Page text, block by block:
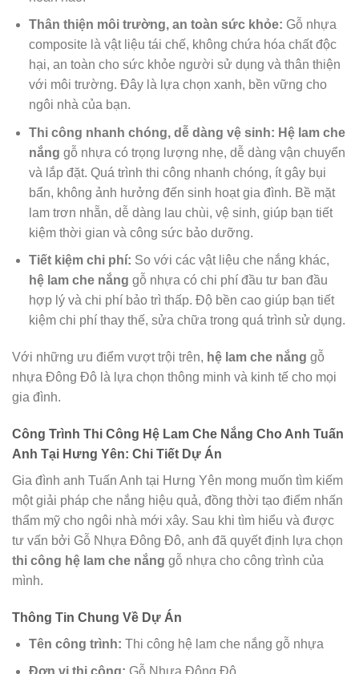
Thân thiện môi trường, an toàn sức khỏe: Gỗ nhựa
composite là vật liệu tái chế, không chứa hóa chất độc
hại, an toàn cho sức khỏe người sử dụng và thân thiện
với môi trường. Đây là lựa chọn xanh, bền vững cho
ngôi nhà của bạn.
Thi công nhanh chóng, dễ dàng vệ sinh: Hệ lam che
nắng gỗ nhựa có trọng lượng nhẹ, dễ dàng vận chuyển
và lắp đặt. Quá trình thi công nhanh chóng, ít gây bụi
bẩn, không ảnh hưởng đến sinh hoạt gia đình. Bề mặt
lam trơn nhẵn, dễ dàng lau chùi, vệ sinh, giúp bạn tiết
kiệm thời gian và công sức bảo dưỡng.
Tiết kiệm chi phí: So với các vật liệu che nắng khác,
hệ lam che nắng gỗ nhựa có chi phí đầu tư ban đầu
hợp lý và chi phí bảo trì thấp. Độ bền cao giúp bạn tiết
kiệm chi phí thay thế, sửa chữa trong quá trình sử dụng.
Với những ưu điểm vượt trội trên, hệ lam che nắng gỗ
nhựa Đông Đô là lựa chọn thông minh và kinh tế cho mọi
gia đình.
Công Trình Thi Công Hệ Lam Che Nắng Cho Anh Tuấn
Anh Tại Hưng Yên: Chi Tiết Dự Án
Gia đình anh Tuấn Anh tại Hưng Yên mong muốn tìm kiếm
một giải pháp che nắng hiệu quả, đồng thời tạo điểm nhấn
thẩm mỹ cho ngôi nhà mới xây. Sau khi tìm hiểu và được
tư vấn bởi Gỗ Nhựa Đông Đô, anh đã quyết định lựa chọn
thi công hệ lam che nắng gỗ nhựa cho công trình của
mình.
Thông Tin Chung Về Dự Án
Tên công trình: Thi công hệ lam che nắng gỗ nhựa